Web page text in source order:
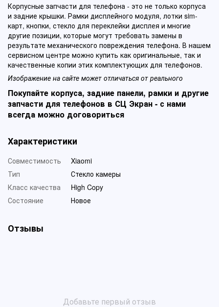
Корпусные запчасти для телефона - это не только корпуса
и задние крышки. Рамки дисплейного модуля, лотки sim-
карт, кнопки, стекло для переклейки дисплея и многие
другие позиции, которые могут требовать замены в
результате механического повреждения телефона. В нашем
сервисном центре можно купить как оригинальные, так и
качественные копии этих комплектующих для телефонов.
Изображение на сайте может отличаться от реального
Покупайте корпуса, задние панели, рамки и другие
запчасти для телефонов в СЦ Экран - с нами
всегда можно договориться
Характеристики
Совместимость
Xiaomi
Тип
Стекло камеры
Класс качества
High Copy
Состояние
Новое
Отзывы
Добавьте первый отзыв